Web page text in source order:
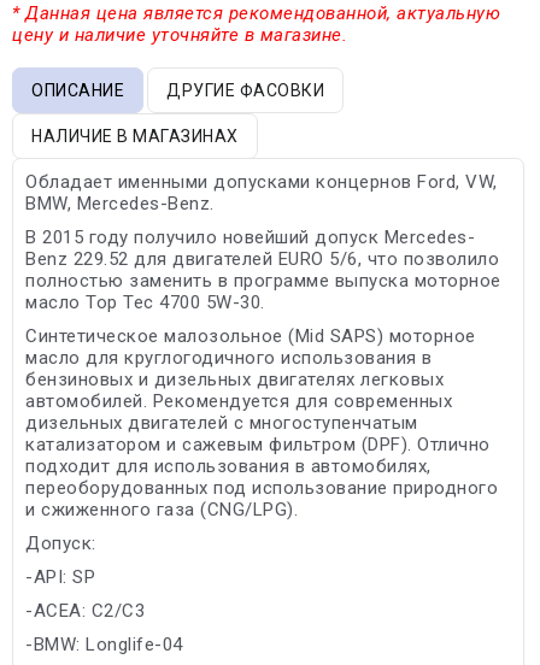
* Данная цена является рекомендованной, актуальную
цену и наличие уточняйте в магазине.
ОПИСАНИЕ ДРУГИЕ ФАСОВКИ
НАЛИЧИЕ В МАГАЗИНАХ
Обладает именными допусками концернов Ford, VW,
BMW, Mercedes-Benz.
В 2015 году получило новейший допуск Mercedes-
Benz 229.52 для двигателей EURO 5/6, что позволило
полностью заменить в программе выпуска моторное
масло Top Tec 4700 5W-30.
Синтетическое малозольное (Mid SAPS) моторное
масло для круглогодичного использования в
бензиновых и дизельных двигателях легковых
автомобилей. Рекомендуется для современных
дизельных двигателей с многоступенчатым
катализатором и сажевым фильтром (DPF). Отлично
подходит для использования в автомобилях,
переоборудованных под использование природного
и сжиженного газа (CNG/LPG).
Допуск:
-API: SP
-ACEA: C2/C3
-BMW: Longlife-04